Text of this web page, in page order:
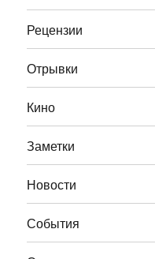
Рецензии
Отрывки
Кино
Заметки
Новости
События